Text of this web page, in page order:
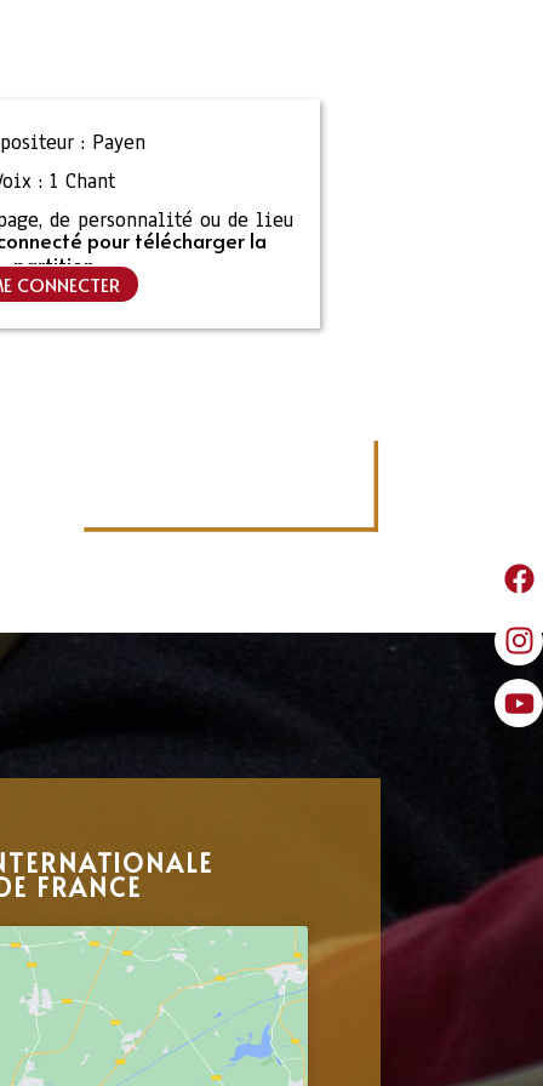
: Payen
: 1 Chant
de personnalité ou de lieu
pour télécharger la
partition
CONNECTER
FRANCE